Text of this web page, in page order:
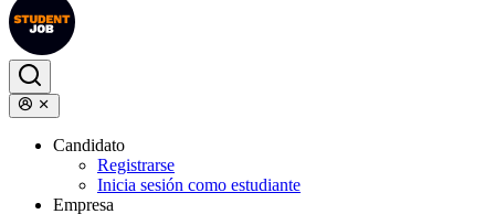
Candidato
Registrarse
Inicia sesión como estudiante
Empresa